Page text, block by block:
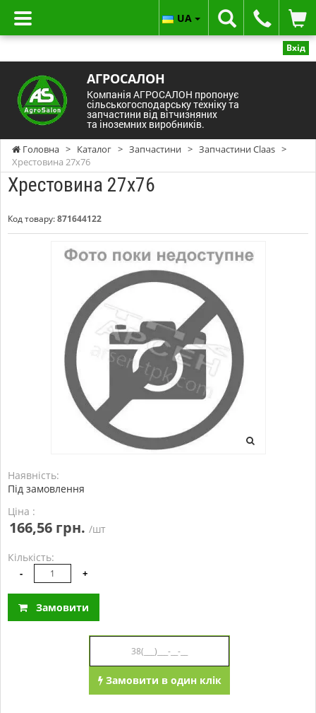
Вхід
АГРОСАЛОН
Компанія АГРОСАЛОН пропонує
сільськогосподарську техніку та
запчастини від вітчизняних
та іноземних виробників.
UA
Головна > Каталог > Запчастини > Запчастини Claas >
Хрестовина 27х76
Хрестовина 27х76
Код товару:871644122
Наявність:
Під замовлення
Ціна :
166,56 грн. /шт
Кількість:
- +
Замовити
Замовити в один клік